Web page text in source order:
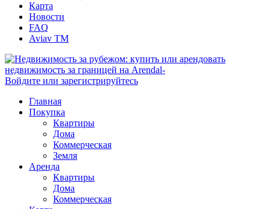
Карта
Новости
FAQ
Aviav TM
Войдите или зарегистрируйтесь
Главная
Покупка
Квартиры
Дома
Коммерческая
Земля
Аренда
Квартиры
Дома
Коммерческая